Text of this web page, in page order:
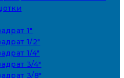
1"
1/2"
1/4"
3/4"
3/8"